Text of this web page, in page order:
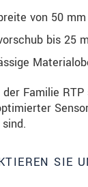
von 50
bis 25
Familie
SIE